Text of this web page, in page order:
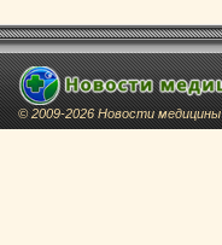
© 2009-2026 Новости медицины